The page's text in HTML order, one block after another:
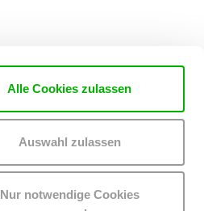
Alle Cookies zulassen
Auswahl zulassen
Nur notwendige Cookies